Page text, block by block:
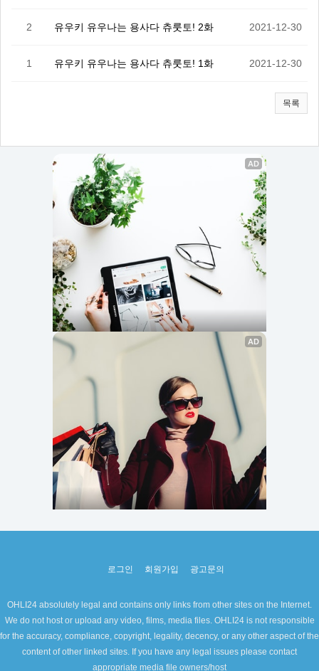
2 유우키 유우나는 용사다 츄룻토! 2화 2021-12-30
1 유우키 유우나는 용사다 츄룻토! 1화 2021-12-30
목록
로그인 회원가입 광고문의
OHLI24 absolutely legal and contains only links from other sites on the Internet.
We do not host or upload any video, films, media files. OHLI24 is not responsible
for the accuracy, compliance, copyright, legality, decency, or any other aspect of the
content of other linked sites. If you have any legal issues please contact
appropriate media file owners/host